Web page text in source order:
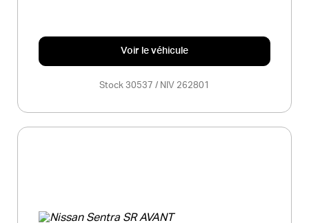
Voir le véhicule
Stock 30537 / NIV 262801